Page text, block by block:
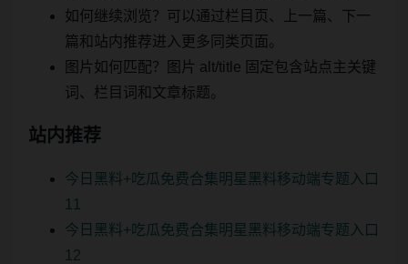
如何继续浏览？可以通过栏目页、上一篇、下一
篇和站内推荐进入更多同类页面。
图片如何匹配？图片 alt/title 固定包含站点主关键
词、栏目词和文章标题。
站内推荐
今日黑料+吃瓜免费合集明星黑料移动端专题入口
11
今日黑料+吃瓜免费合集明星黑料移动端专题入口
12